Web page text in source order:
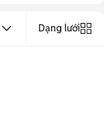
Dạng lưới